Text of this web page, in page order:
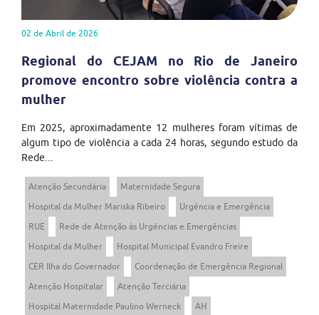
02 de Abril de 2026
Regional do CEJAM no Rio de Janeiro
promove encontro sobre violência contra a
mulher
Em 2025, aproximadamente 12 mulheres foram vítimas de
algum tipo de violência a cada 24 horas, segundo estudo da
Rede...
Atenção Secundária
Maternidade Segura
Hospital da Mulher Mariska Ribeiro
Urgência e Emergência
RUE
Rede de Atenção às Urgências e Emergências
Hospital da Mulher
Hospital Municipal Evandro Freire
CER Ilha do Governador
Coordenação de Emergência Regional
Atenção Hospitalar
Atenção Terciária
Hospital Maternidade Paulino Werneck
AH